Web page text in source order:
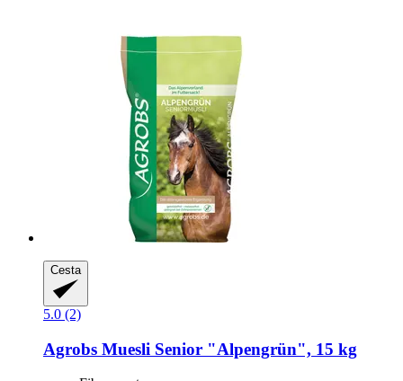
Cesta
5.0 (2)
Agrobs Muesli Senior "Alpengrün", 15 kg